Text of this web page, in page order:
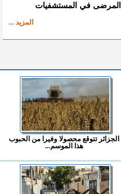
المرضى في المستشفيات
المزيد ...
الجزائر تتوقع محصولا وفيرا من الحبوب
هذا الموسم...